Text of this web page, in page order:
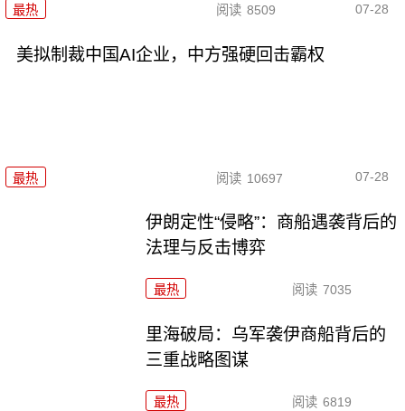
最热 阅读 8509 07-28
美拟制裁中国AI企业，中方强硬回击霸权
最热 阅读 10697 07-28
伊朗定性“侵略”：商船遇袭背后的
法理与反击博弈
最热 阅读 7035
里海破局：乌军袭伊商船背后的
三重战略图谋
最热 阅读 6819